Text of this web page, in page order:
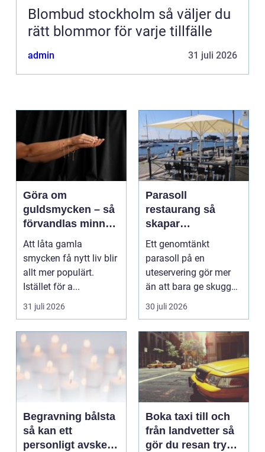
Blombud stockholm så väljer du
rätt blommor för varje tillfälle
admin 31 juli 2026
Göra om
guldsmycken – så
förvandlas minnen
till nya favoriter
Att låta gamla
smycken få nytt liv blir
allt mer populärt.
Istället för a...
31 juli 2026
Parasoll
restaurang så
skapar
uteserveringen rätt
känsla året runt
Ett genomtänkt
parasoll på en
uteservering gör mer
än att bara ge skugga.
Det påverkar hur länge
gäs...
30 juli 2026
Begravning bålsta
så kan ett
personligt avsked
Boka taxi till och
från landvetter så
gör du resan trygg